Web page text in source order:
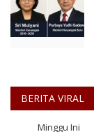
BERITA VIRAL
Minggu Ini